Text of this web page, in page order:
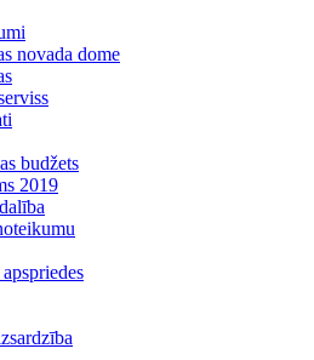
novada dome
budžets
2019